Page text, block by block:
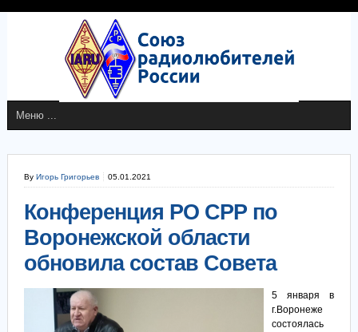
By Игорь Григорьев 05.01.2021
Конференция РО СРР по
Воронежской области
обновила состав Совета
5 января в
г.Воронеже
состоялась